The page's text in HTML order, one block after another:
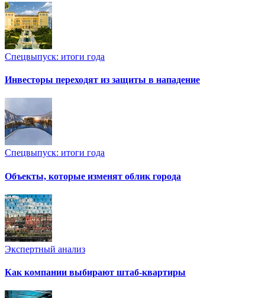
Спецвыпуск: итоги года
Инвесторы переходят из защиты в нападение
Спецвыпуск: итоги года
Объекты, которые изменят облик города
Экспертный анализ
Как компании выбирают штаб-квартиры